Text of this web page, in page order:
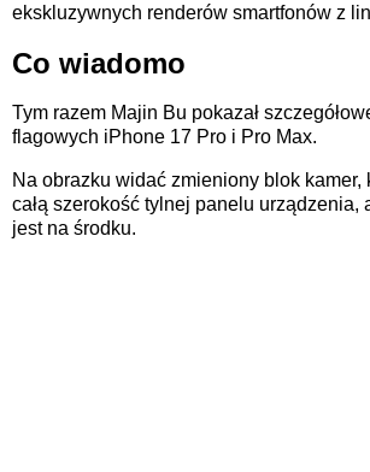
ekskluzywnych renderów smartfonów z
Co wiadomo
Tym razem Majin Bu pokazał
flagowych iPhone 17 Pro i Pro Max.
Na obrazku widać zmieniony blok kamer,
całą szerokość tylnej panelu urządzenia,
jest na środku.